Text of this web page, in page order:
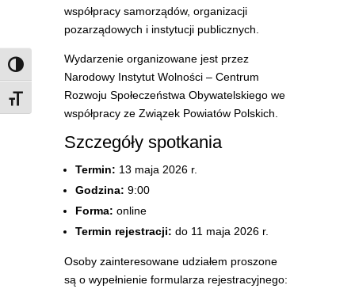
Zmień kontrast
Rozmiar czcionki
współpracy samorządów, organizacji
pozarządowych i instytucji publicznych.
Wydarzenie organizowane jest przez
Narodowy Instytut Wolności – Centrum
Rozwoju Społeczeństwa Obywatelskiegowe
współpracy ze Związek Powiatów Polskich
Szczegóły spotkania
Termin: 13 maja 2026 r.
Godzina: 9:00
Forma: online
Termin rejestracji: do 11 maja 2026 r.
Osoby zainteresowane udziałem proszone
są o wypełnienie formularza rejestracyjnego: